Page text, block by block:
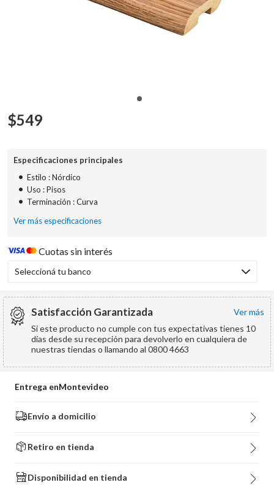
$549
Especificaciones principales
• Estilo : Nórdico
• Uso : Pisos
• Terminación : Curva
Ver más especificaciones
Cuotas sin interés
Seleccioná tu banco
Satisfacción Garantizada
ver más
Si este producto no cumple con tus expectativas tienes 10
días desde su recepción para devolverlo en cualquiera de
nuestras tiendas o llamando al 0800 4663
Entrega enMontevideo
Envío a domicilio
Retiro en tienda
Disponibilidad en tienda